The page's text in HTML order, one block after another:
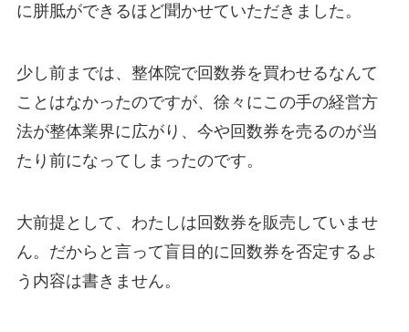
に胼胝ができるほど聞かせていただきました。
少し前までは、整体院で回数券を買わせるなんて
ことはなかったのですが、徐々にこの手の経営方
法が整体業界に広がり、今や回数券を売るのが当
たり前になってしまったのです。
大前提として、わたしは回数券を販売していませ
ん。だからと言って盲目的に回数券を否定するよ
う内容は書きません。